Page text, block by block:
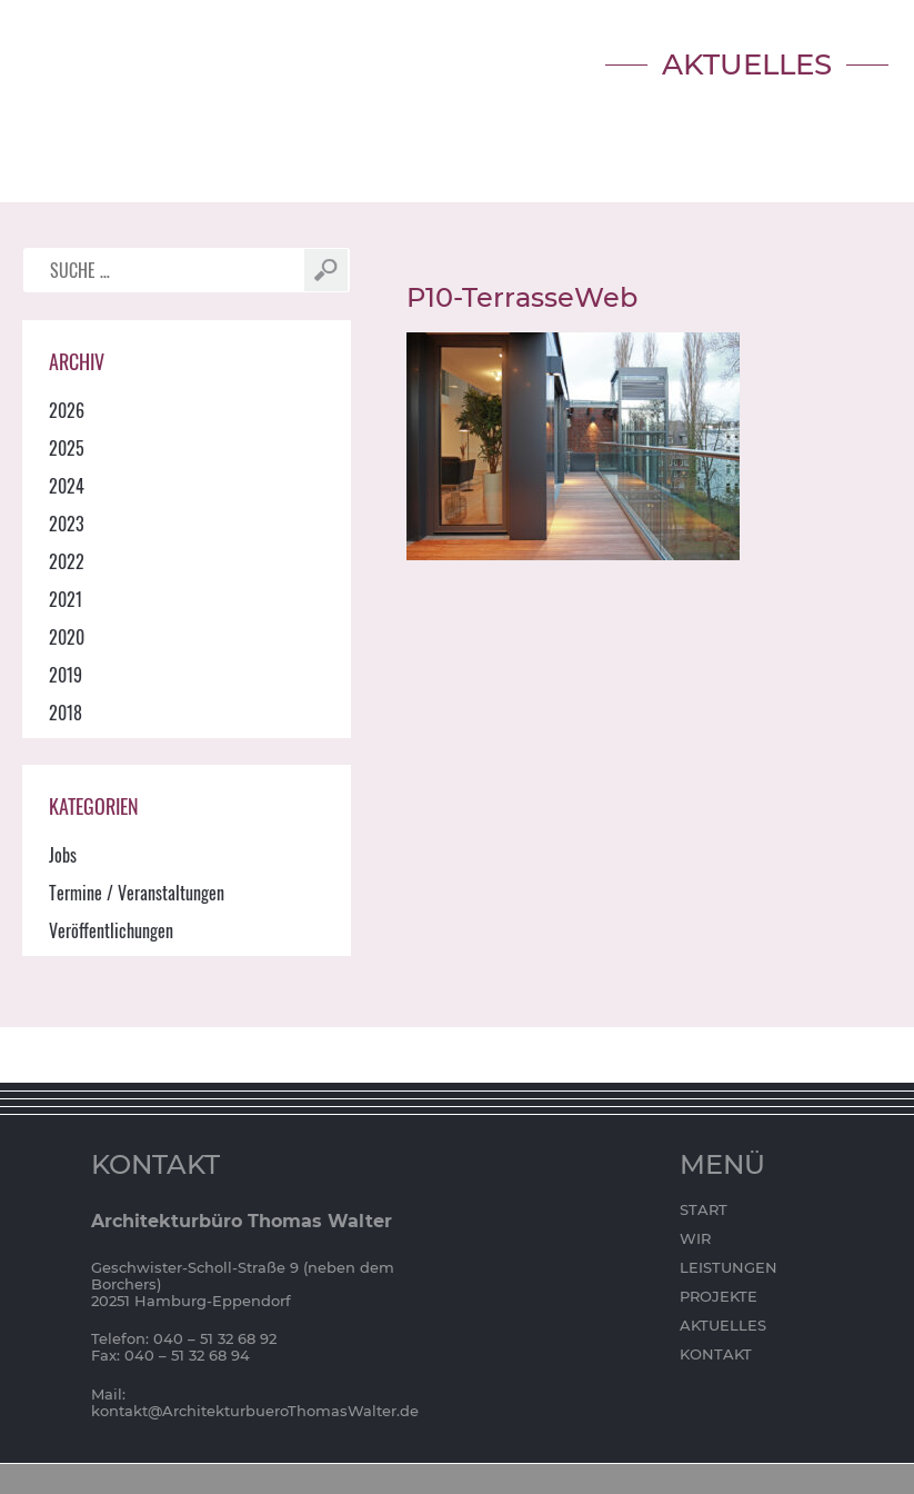
AKTUELLES
Suche
nach:
ARCHIV
2026
2025
2024
2023
2022
2021
2020
2019
2018
KATEGORIEN
Jobs
Termine / Veranstaltungen
Veröffentlichungen
P10-TerrasseWeb
KONTAKT
Architekturbüro Thomas Walter
Geschwister-Scholl-Straße 9 (neben dem
Borchers)
20251 Hamburg-Eppendorf
Telefon: 040 – 51 32 68 92
Fax: 040 – 51 32 68 94
Mail:
kontakt@ArchitekturbueroThomasWalter.de
MENÜ
START
WIR
LEISTUNGEN
PROJEKTE
AKTUELLES
KONTAKT